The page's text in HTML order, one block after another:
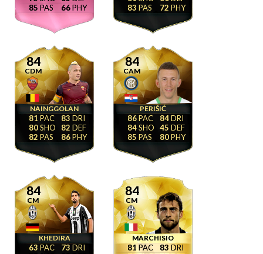
85
66
83
72
84
CDM
NAINGGOLAN
81
80
82
83
82
86
84
CAM
PERIŠIĆ
86
84
85
84
45
80
84
CM
KHEDIRA
63
73
84
CM
MARCHISIO
81
83